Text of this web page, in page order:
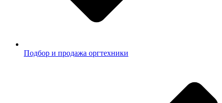
Подбор и продажа оргтехники